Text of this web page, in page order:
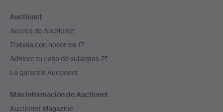
Auctionet
Acerca de Auctionet
Trabaja con nosotros
Adhiere tu casa de subastas
La garantía Auctionet
Más información de Auctionet
Auctionet Magazine